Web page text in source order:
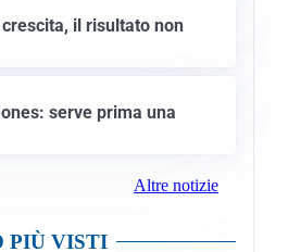
il risultato non
serve prima una
Altre notizie
PIÙ VISTI